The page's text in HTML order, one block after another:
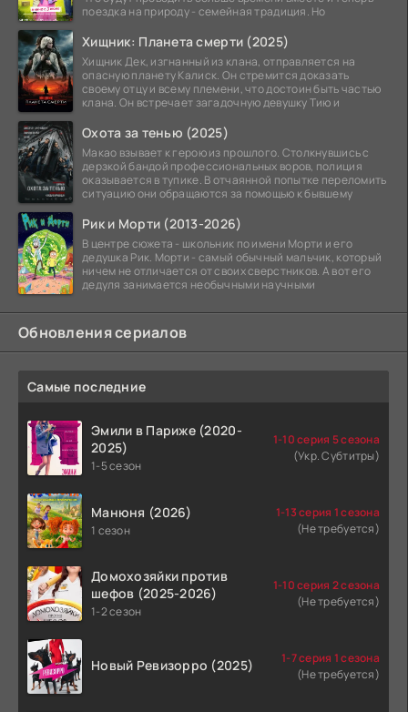
поездка на природу - семейная традиция. Но
Хищник: Планета смерти (2025)
Хищник Дек, изгнанный из клана, отправляется на
опасную планету Калиск. Он стремится доказать
своему отцу и всему племени, что достоин быть частью
клана. Он встречает загадочную девушку Тию и
Охота за тенью (2025)
Макао взывает к герою из прошлого. Столкнувшись с
дерзкой бандой профессиональных воров, полиция
оказывается в тупике. В отчаянной попытке переломить
ситуацию они обращаются за помощью к бывшему
Рик и Морти (2013-2026)
В центре сюжета - школьник по имени Морти и его
дедушка Рик. Морти - самый обычный мальчик, который
ничем не отличается от своих сверстников. А вот его
дедуля занимается необычными научными
Обновления сериалов
Самые последние
Эмили в Париже (2020-
2025)
1-5 сезон
1-10 серия 5 сезона
(Укр. Субтитры)
Манюня (2026)
1 сезон
1-13 серия 1 сезона
(Не требуется)
Домохозяйки против
шефов (2025-2026)
1-2 сезон
1-10 серия 2 сезона
(Не требуется)
Новый Ревизорро (2025)
1-7 серия 1 сезона
(Не требуется)